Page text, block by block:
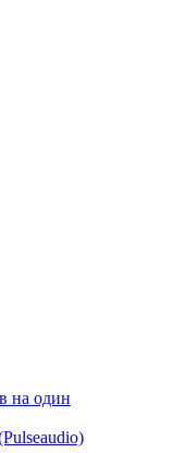
на один